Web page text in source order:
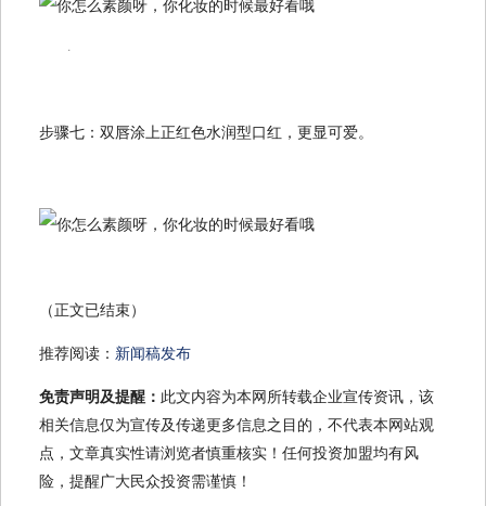
步骤七：双唇涂上正红色水润型口红，更显可爱。
（正文已结束）
推荐阅读： 新闻稿发布
免责声明及提醒： 此文内容为本网所转载企业宣传资讯，该
相关信息仅为宣传及传递更多信息之目的，不代表本网站观
点，文章真实性请浏览者慎重核实！任何投资加盟均有风
险，提醒广大民众投资需谨慎！